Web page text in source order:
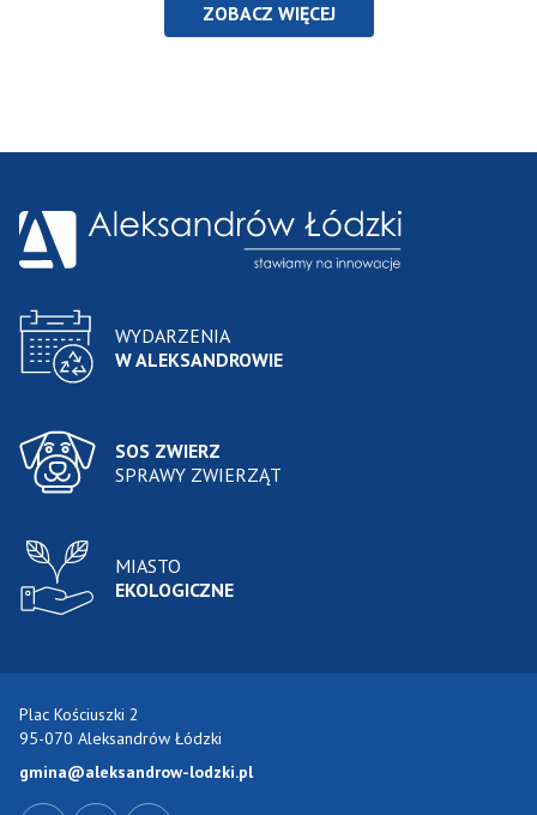
ZOBACZ WIĘCEJ
WYDARZENIA
W ALEKSANDROWIE
SOS ZWIERZ
SPRAWY ZWIERZĄT
MIASTO
EKOLOGICZNE
Plac Kościuszki 2
95-070 Aleksandrów Łódzki
gmina@aleksandrow-lodzki.pl